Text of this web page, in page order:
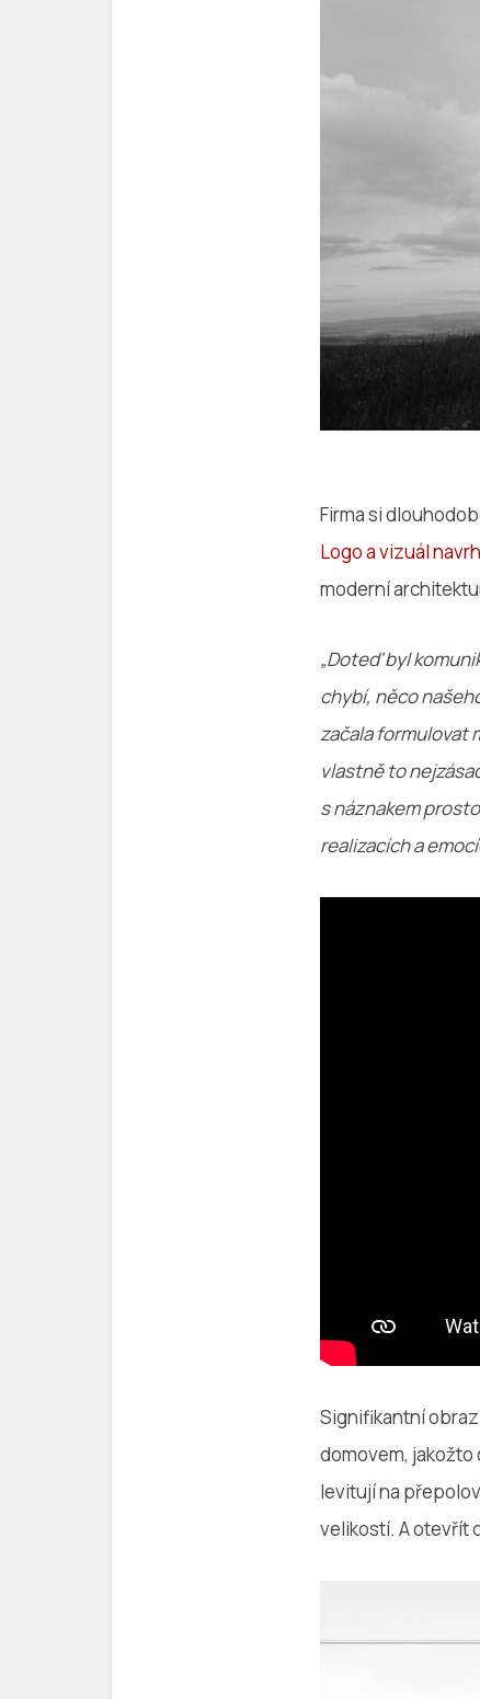
Firma si
Logo a vizuál
moderní
„Doteď byl
chybí, něco
začala formulovat
vlastně to
s náznakem
realizacích a
Signifikantní
domovem, jakožto
levitují na
velikostí. A otevřít